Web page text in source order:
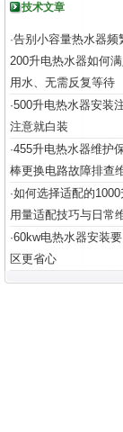
技术文章
·告别小容量热水器频
200升电热水器如何
用水、无需反复等待
·500升电热水器安装
注意就白装
·455升电热水器维护
棒更换电路故障排查
·如何选择适配的
用量适配技巧与日常
·60kw电热水器安装
区更省心